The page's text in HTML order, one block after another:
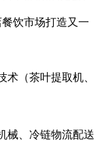
饮市场打造又一
（茶叶提取机、
械、冷链物流配送